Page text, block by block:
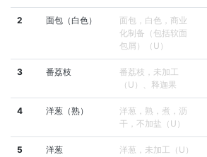
2 面包（白色）
面包，白色，商业
化制备（包括软面
包屑）（U）
3 番荔枝
番荔枝，未加工
（U）、释迦果
4 洋葱（熟）
洋葱，熟，煮，沥
干，不加盐（U）
5 洋葱 洋葱，未加工（U）